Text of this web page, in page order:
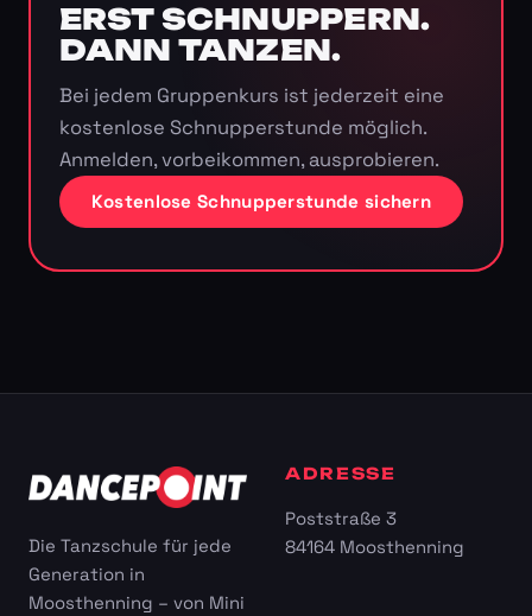
ERST SCHNUPPERN.
DANN TANZEN.
Bei jedem Gruppenkurs ist jederzeit eine
kostenlose Schnupperstunde möglich.
Anmelden, vorbeikommen, ausprobieren.
Kostenlose Schnupperstunde sichern
Die Tanzschule für jede
Generation in
Moosthenning – von Mini
ADRESSE
Poststraße 3
84164 Moosthenning